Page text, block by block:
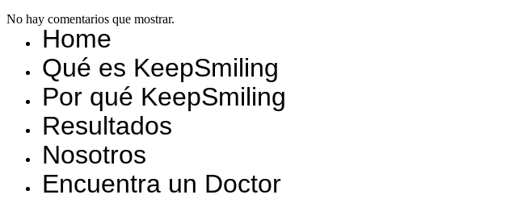
No hay comentarios que mostrar.
Home
Qué es KeepSmiling
Por qué KeepSmiling
Resultados
Nosotros
Encuentra un Doctor